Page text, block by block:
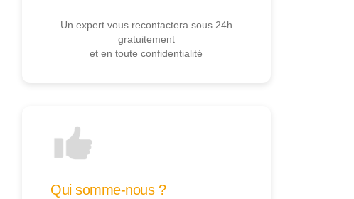
Un expert vous recontactera sous 24h
gratuitement
et en toute confidentialité
Qui somme-nous ?